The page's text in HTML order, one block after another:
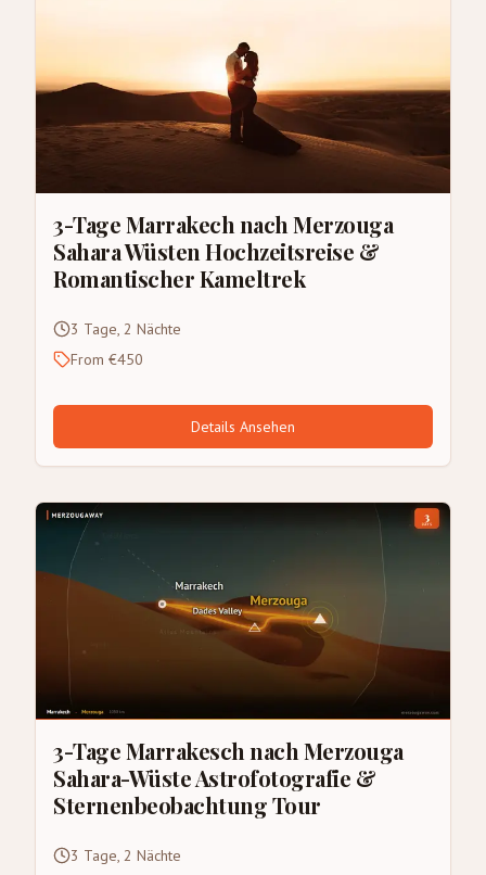
3-Tage Marrakech nach Merzouga
Sahara Wüsten Hochzeitsreise &
Romantischer Kameltrek
3 Tage, 2 Nächte
From €450
Details Ansehen
3-Tage Marrakesch nach Merzouga
Sahara-Wüste Astrofotografie &
Sternenbeobachtung Tour
3 Tage, 2 Nächte